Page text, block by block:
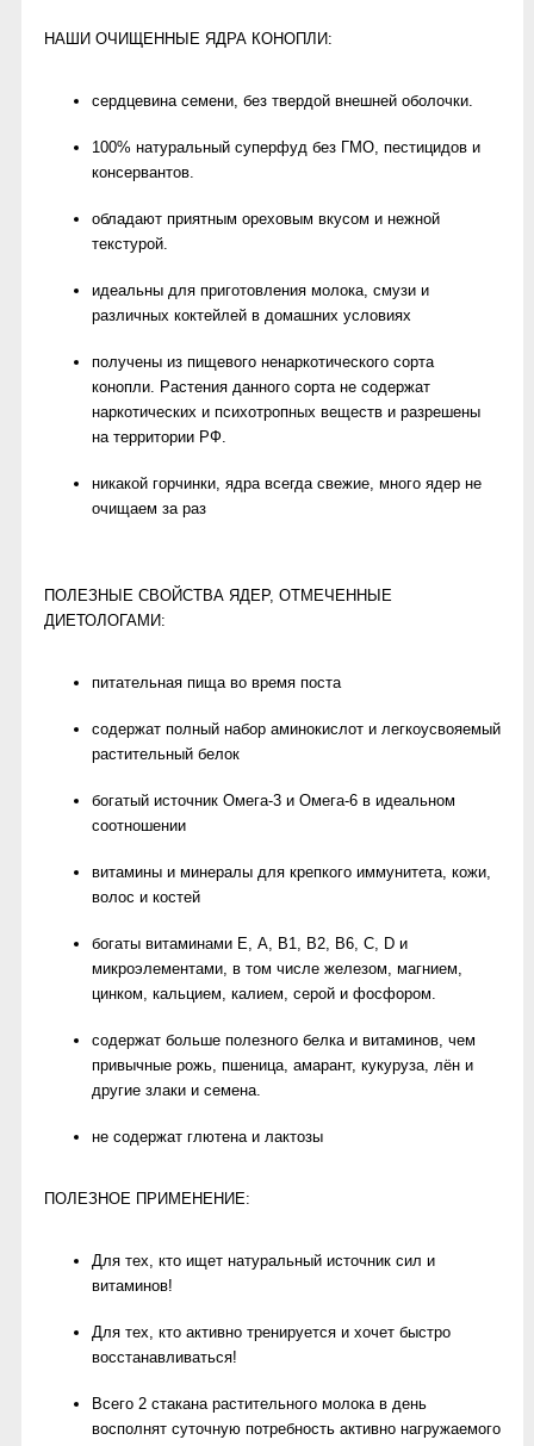
НАШИ ОЧИЩЕННЫЕ ЯДРА КОНОПЛИ:
сердцевина семени, без твердой внешней оболочки.
100% натуральный суперфуд без ГМО, пестицидов и
консервантов.
обладают приятным ореховым вкусом и нежной
текстурой.
идеальны для приготовления молока, смузи и
различных коктейлей в домашних условиях
получены из пищевого ненаркотического сорта
конопли. Растения данного сорта не содержат
наркотических и психотропных веществ и разрешены
на территории РФ.
никакой горчинки, ядра всегда свежие, много ядер не
очищаем за раз
ПОЛЕЗНЫЕ СВОЙСТВА ЯДЕР, ОТМЕЧЕННЫЕ
ДИЕТОЛОГАМИ:
питательная пища во время поста
содержат полный набор аминокислот и легкоусвояемый
растительный белок
богатый источник Омега‑3 и Омега‑6 в идеальном
соотношении
витамины и минералы для крепкого иммунитета, кожи,
волос и костей
богаты витаминами Е, А, В1, В2, В6, С, D и
микроэлементами, в том числе железом, магнием,
цинком, кальцием, калием, серой и фосфором.
содержат больше полезного белка и витаминов, чем
привычные рожь, пшеница, амарант, кукуруза, лён и
другие злаки и семена.
не содержат глютена и лактозы
ПОЛЕЗНОЕ ПРИМЕНЕНИЕ:
Для тех, кто ищет натуральный источник сил и
витаминов!
Для тех, кто активно тренируется и хочет быстро
восстанавливаться!
Всего 2 стакана растительного молока в день
восполнят суточную потребность активно нагружаемого